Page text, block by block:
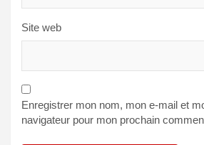
Site web
Enregistrer mon nom, mon e-mail et
navigateur pour mon prochain